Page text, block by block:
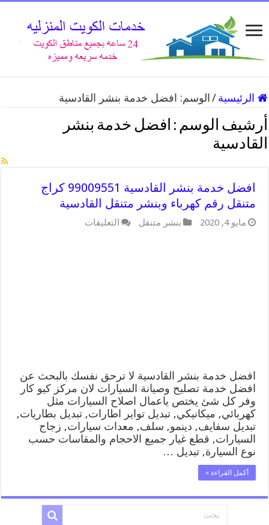
الرئيسية / الوسم: افضل خدمة بنشر القادسية
أرشيف الوسم : افضل خدمة بنشر
القادسية
افضل خدمة بنشر القادسية 99009551 كراج
متنقل رقم كهرباء وبنشر متنقل القادسية
مايو 4, 2020 بنشر متنقل التعليقات
افضل خدمة بنشر القادسية لا ترحق نفسك بالبحث عن
افضل خدمة تصليح وصيانة السيارات لان مركز كيو كار
وفر كل شئ يختص ياعمال اصلاح السيارات مثل
كهربائي, ميكانيكي, تبديل تواير اطارات, تبديل بطاريات,
تبديل سفايف, دينمو, سلف, معدات سيارات, زجاج
السيارات, قطع غيار جميع الاحجام والمقاسات حسب
نوع السيارة, تبديل …
أكمل القراءة »